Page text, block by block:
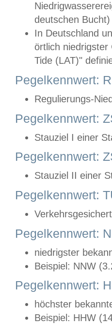
deutschen
In Deutschland
örtlich
Tide (LAT)"
Pegelkennwert:
Regulierungs-
Pegelkennwert:
Stauziel I einer
Pegelkennwert:
Stauziel II einer
Pegelkennwert:
Pegelkennwert:
niedrigster
Beispiel: NNW
Pegelkennwert:
höchster
Beispiel: HHW